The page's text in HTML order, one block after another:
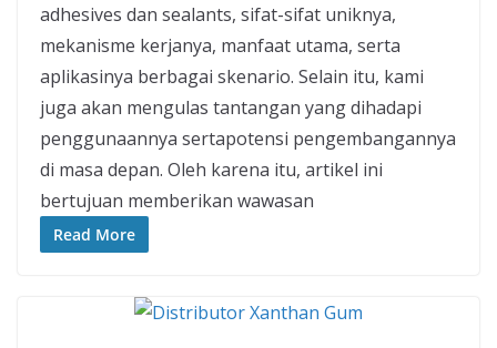
adhesives dan sealants, sifat-sifat uniknya,
mekanisme kerjanya, manfaat utama, serta
aplikasinya berbagai skenario. Selain itu, kami
juga akan mengulas tantangan yang dihadapi
penggunaannya sertapotensi pengembangannya
di masa depan. Oleh karena itu, artikel ini
bertujuan memberikan wawasan
Read More